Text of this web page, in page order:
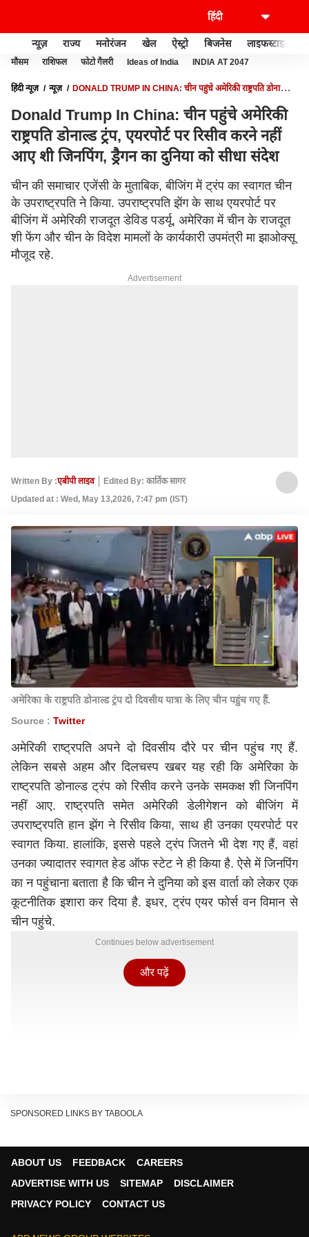
न्यूज़ राज्य मनोरंजन खेल ऐस्ट्रो बिजनेस लाइफस्टाइल
मौसम राशिफल फोटो गैलरी Ideas of India INDIA AT 2047
हिंदी न्यूज़ न्यूज़
DONALD TRUMP IN CHINA: चीन पहुंचे अमेरिकी राष्ट्रपति डोनाल्ड
Donald Trump In China: चीन पहुंचे अमेरिकी
राष्ट्रपति डोनाल्ड ट्रंप, एयरपोर्ट पर रिसीव करने नहीं
आए शी जिनपिंग, ड्रैगन का दुनिया को सीधा संदेश
चीन की समाचार एजेंसी के मुताबिक, बीजिंग में ट्रंप का स्वागत चीन
के उपराष्ट्रपति ने किया. उपराष्ट्रपति झेंग के साथ एयरपोर्ट पर
बीजिंग में अमेरिकी राजदूत डेविड पडर्यू, अमेरिका में चीन के राजदूत
शी फेंग और चीन के विदेश मामलों के कार्यकारी उपमंत्री मा झाओक्सू
मौजूद रहे.
Advertisement
Written By :एबीपी लाइव
Edited By: कार्तिक सागर
Updated at : Wed, May 13,2026, 7:47 pm (IST)
अमेरिका के राष्ट्रपति डोनाल्ड ट्रंप दो दिवसीय यात्रा के लिए चीन पहुंच गए हैं.
Source : Twitter
अमेरिकी राष्ट्रपति अपने दो दिवसीय दौरे पर चीन पहुंच गए हैं.
लेकिन सबसे अहम और दिलचस्प खबर यह रही कि अमेरिका के
राष्ट्रपतिडोनाल्ड ट्रंप को रिसीव करने उनके समकक्ष शी जिनपिंग
नहीं आए. राष्ट्रपति समेत अमेरिकी डेलीगेशन को बीजिंग में
उपराष्ट्रपति हान झेंग ने रिसीव किया, साथ ही उनका एयरपोर्ट पर
स्वागत किया. हालांकि, इससे पहले ट्रंप जितने भी देश गए हैं, वहां
उनका ज्यादातर स्वागत हेड ऑफ स्टेट ने ही किया है. ऐसे में जिनपिंग
का न पहुंचाना बताता है कि चीन ने दुनिया को इस वार्ता को लेकर एक
कूटनीतिक इशारा कर दिया है. इधर, ट्रंप एयर फोर्स वन विमान से
चीन पहुंचे.
Continues below advertisement
और पढ़ें
SPONSORED LINKS BY TABOOLA
ABOUT US FEEDBACK
CAREERS
ADVERTISE WITH US
SITEMAP
DISCLAIMER
PRIVACY POLICY
CONTACT US